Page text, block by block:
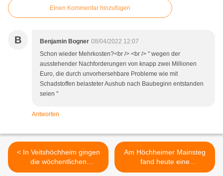
Einen Kommentar hinzufügen
B Benjamin Bogner 08/04/2022 12:07
Schon wieder Mehrkosten?<br /> <br /> " wegen der
ausstehender Nachforderungen von knapp zwei Millionen
Euro, die durch unvorhersehbare Probleme wie mit
Schadstoffen belasteter Aushub nach Baubeginn entstanden
seien "
Antworten
< In Veitshöchheim gingen
die wöchentlichen
Coronafälle von 128 auf 84
Am Höchheimer Mainsteg
fand heute eine
Bauwerksprüfung statt >